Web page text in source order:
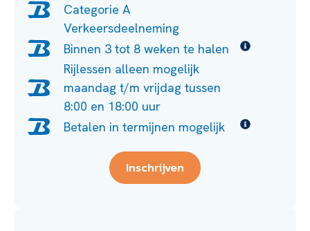
Categorie A
Verkeersdeelneming
Binnen 3 tot 8 weken te halen
Rijlessen alleen mogelijk
maandag t/m vrijdag tussen
8:00 en 18:00 uur
Betalen in termijnen mogelijk
Inschrijven